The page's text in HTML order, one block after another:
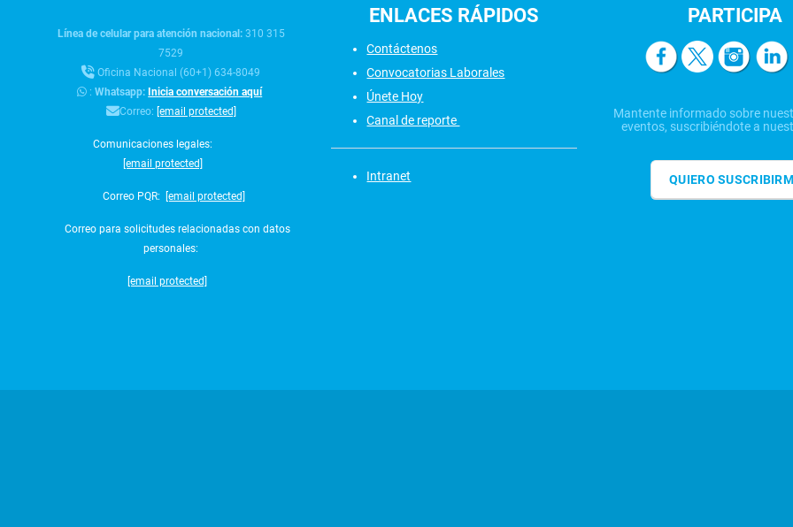
Línea de celular para atención nacional: 310 315
7529
Oficina Nacional (60+1) 634-8049
:Whatsapp: Inicia conversación aquí
Correo: [email protected]
Comunicaciones legales:
[email protected]
Correo PQR: [email protected]
Correo para solicitudes relacionadas con datos
personales:
[email protected]
ENLACES RÁPIDOS
Contáctenos
Convocatorias Laborales
Únete Hoy
Canal de reporte
Intranet
PARTICIPA
Mantente informado sobre
eventos, suscribiéndote a
QUIERO